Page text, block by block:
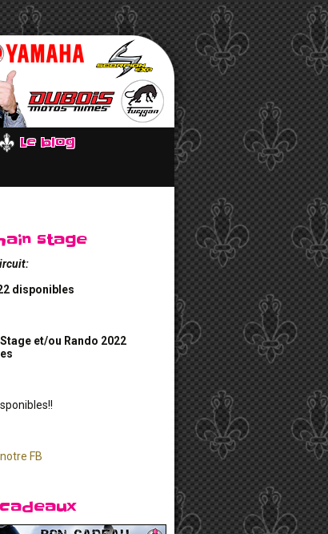
Le blog
stage
disponibles
et/ou Rando 2022
FB